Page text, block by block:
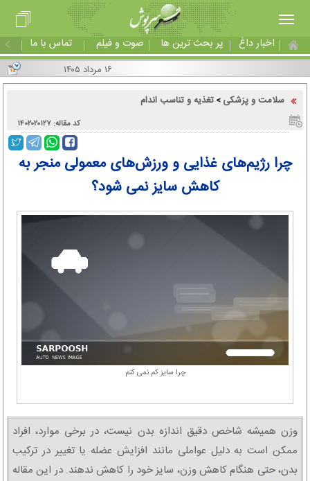
اخبار داغ پر بحث ترین ها صوت و فیلم تماس با ما
سلامت و پزشکی > تغذیه و تناسب اندام
کد مقاله: ۱۴۰۲۰۲۰۱۲۷
چرا رژیم‌های غذایی و ورزش‌های معمولی منجر به
کاهش سایز نمی شود؟
چرا سایز کم نمی کنم
وزن همیشه شاخص دقیق اندازه بدن نیست، در برخی موارد، افراد
ممکن است به دلیل عواملی مانند افزایش عضله یا تغییر در ترکیب
بدن، حتی هنگام کاهش وزن، سایز خود را کاهش ندهند. در این مقاله